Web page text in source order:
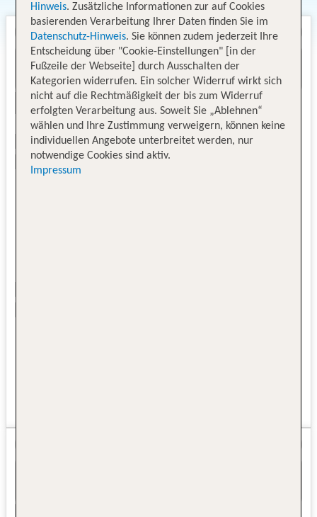
Hinweis. Zusätzliche Informationen zur auf Cookies
basierenden Verarbeitung Ihrer Daten finden Sie im
Datenschutz-Hinweis. Sie können zudem jederzeit Ihre
Entscheidung über "Cookie-Einstellungen" [in der
Fußzeile der Webseite] durch Ausschalten der
Kategorien widerrufen. Ein solcher Widerruf wirkt sich
nicht auf die Rechtmäßigkeit der bis zum Widerruf
erfolgten Verarbeitung aus. Soweit Sie „Ablehnen“
wählen und Ihre Zustimmung verweigern, können keine
individuellen Angebote unterbreitet werden, nur
notwendige Cookies sind aktiv.
Impressum